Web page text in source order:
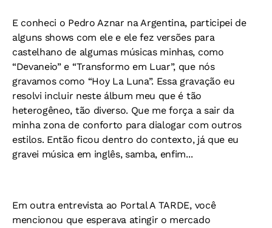
E conheci o Pedro Aznar na Argentina, participei de
alguns shows com ele e ele fez versões para
castelhano de algumas músicas minhas, como
“Devaneio” e “Transformo em Luar”, que nós
gravamos como “Hoy La Luna”. Essa gravação eu
resolvi incluir neste álbum meu que é tão
heterogêneo, tão diverso. Que me força a sair da
minha zona de conforto para dialogar com outros
estilos. Então ficou dentro do contexto, já que eu
gravei música em inglês, samba, enfim...
Em outra entrevista ao Portal A TARDE, você
mencionou que esperava atingir o mercado